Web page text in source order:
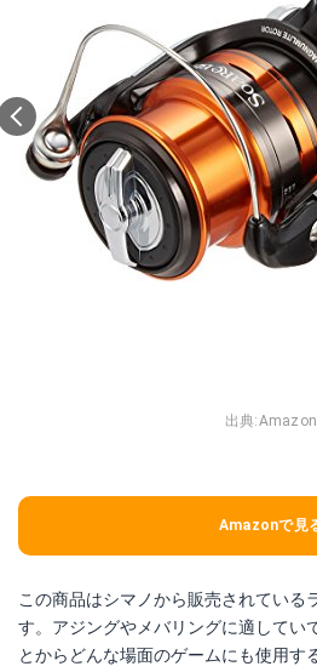
出典:Amazon
Amazonで見
この商品はシマノから販売されている
す。アジングやメバリングに適してい
とからどんな場面のゲームにも使用す